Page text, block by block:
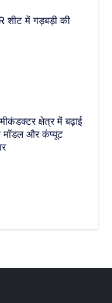
शीट में गड़बड़ी की
क्षेत्र में बढ़ाई
मॉडल और कंप्यूट